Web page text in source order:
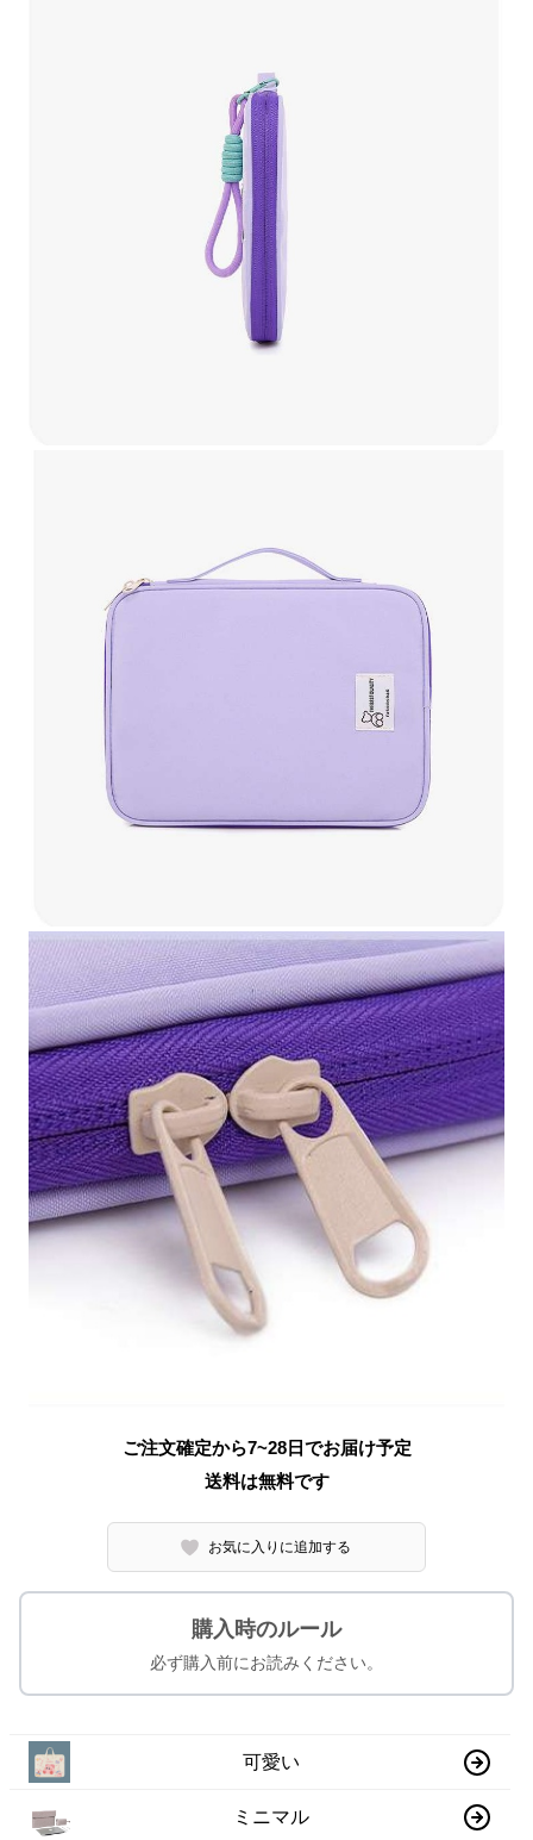
ご注文確定から7~28日でお届け予定
送料は無料です
お気に入りに追加する
購入時のルール
必ず購入前にお読みください。
可愛い
ミニマル